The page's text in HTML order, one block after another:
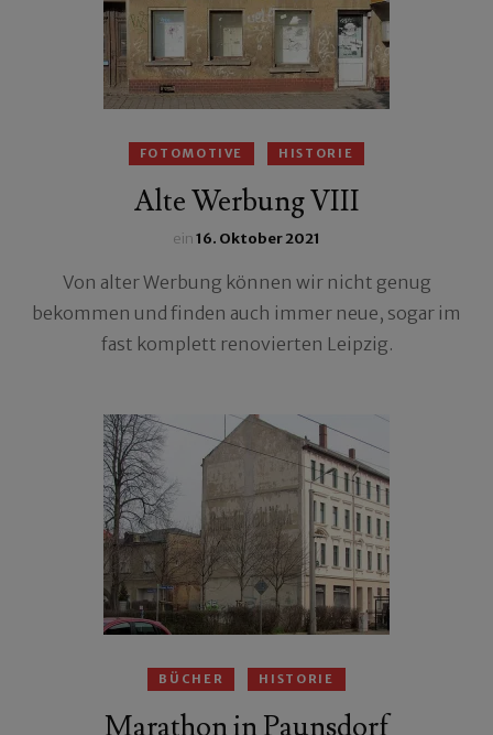
FOTOMOTIVE HISTORIE
Alte Werbung VIII
ein16. Oktober 2021
Von alter Werbung können wir nicht genug
bekommen und finden auch immer neue, sogar im
fast komplett renovierten Leipzig.
BÜCHER HISTORIE
Marathon in Paunsdorf